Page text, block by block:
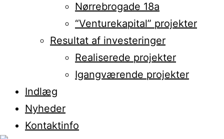
Nørrebrogade 18a
“Venturekapital” projekter
Resultat af investeringer
Realiserede projekter
Igangværende projekter
Indlæg
Nyheder
Kontaktinfo